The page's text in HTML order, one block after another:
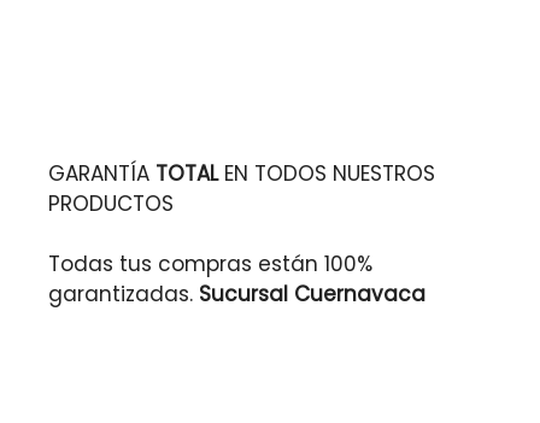
GARANTÍA TOTALEN TODOS NUESTROS
PRODUCTOS
Todas tus compras están 100%
garantizadas. Sucursal Cuernavaca